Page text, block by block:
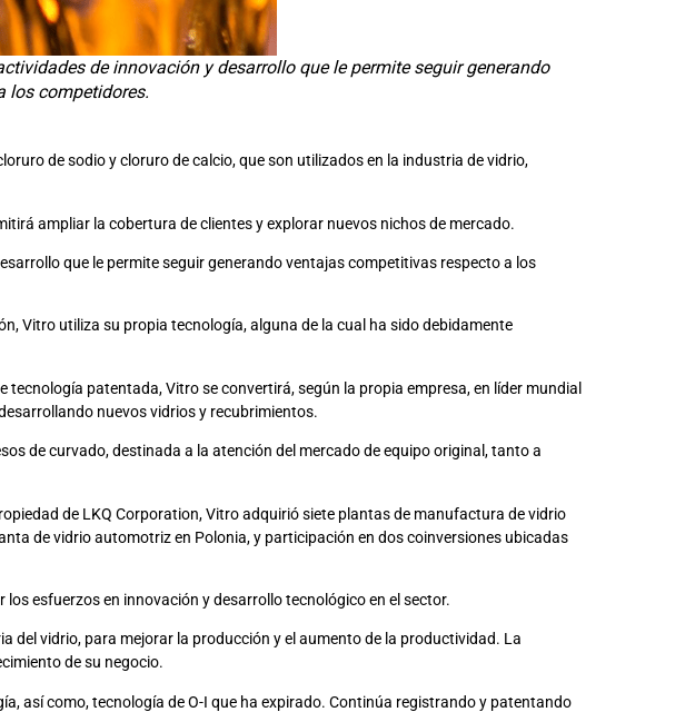
de innovación y desarrollo que le permite seguir generando
los competidores.
de sodio y cloruro de calcio, que son utilizados en la industria de vidrio,
ampliar la cobertura de clientes y explorar nuevos nichos de mercado.
que le permite seguir generando ventajas competitivas respecto a los
Vitro utiliza su propia tecnología, alguna de la cual ha sido debidamente
patentada, Vitro se convertirá, según la propia empresa, en líder mundial
nuevos vidrios y recubrimientos.
de curvado, destinada a la atención del mercado de equipo original, tanto a
de LKQ Corporation, Vitro adquirió siete plantas de manufactura de vidrio
de vidrio automotriz en Polonia, y participación en dos coinversiones ubicadas
esfuerzos en innovación y desarrollo tecnológico en el sector.
del vidrio, para mejorar la producción y el aumento de la productividad. La
de su negocio.
así como, tecnología de O-I que ha expirado. Continúa registrando y patentando